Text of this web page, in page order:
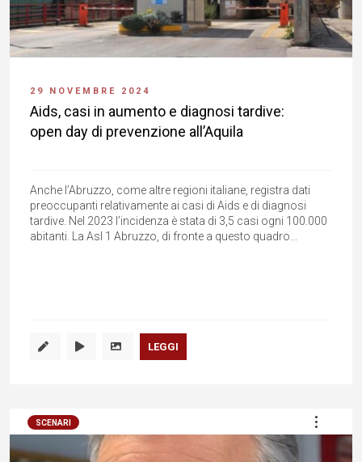
29 NOVEMBRE 2024
Aids, casi in aumento e diagnosi tardive:
open day di prevenzione all’Aquila
Anche l’Abruzzo, come altre regioni italiane, registra dati
preoccupanti relativamente ai casi di Aids e di diagnosi
tardive. Nel 2023 l’incidenza è stata di 3,5 casi ogni 100.000
abitanti. La Asl 1 Abruzzo, di fronte a questo quadro...
LEGGI
SCENARI